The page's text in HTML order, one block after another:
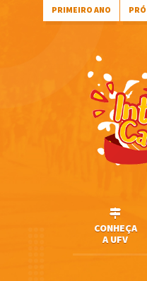
PRIMEIRO ANO
CONHEÇA
A UFV